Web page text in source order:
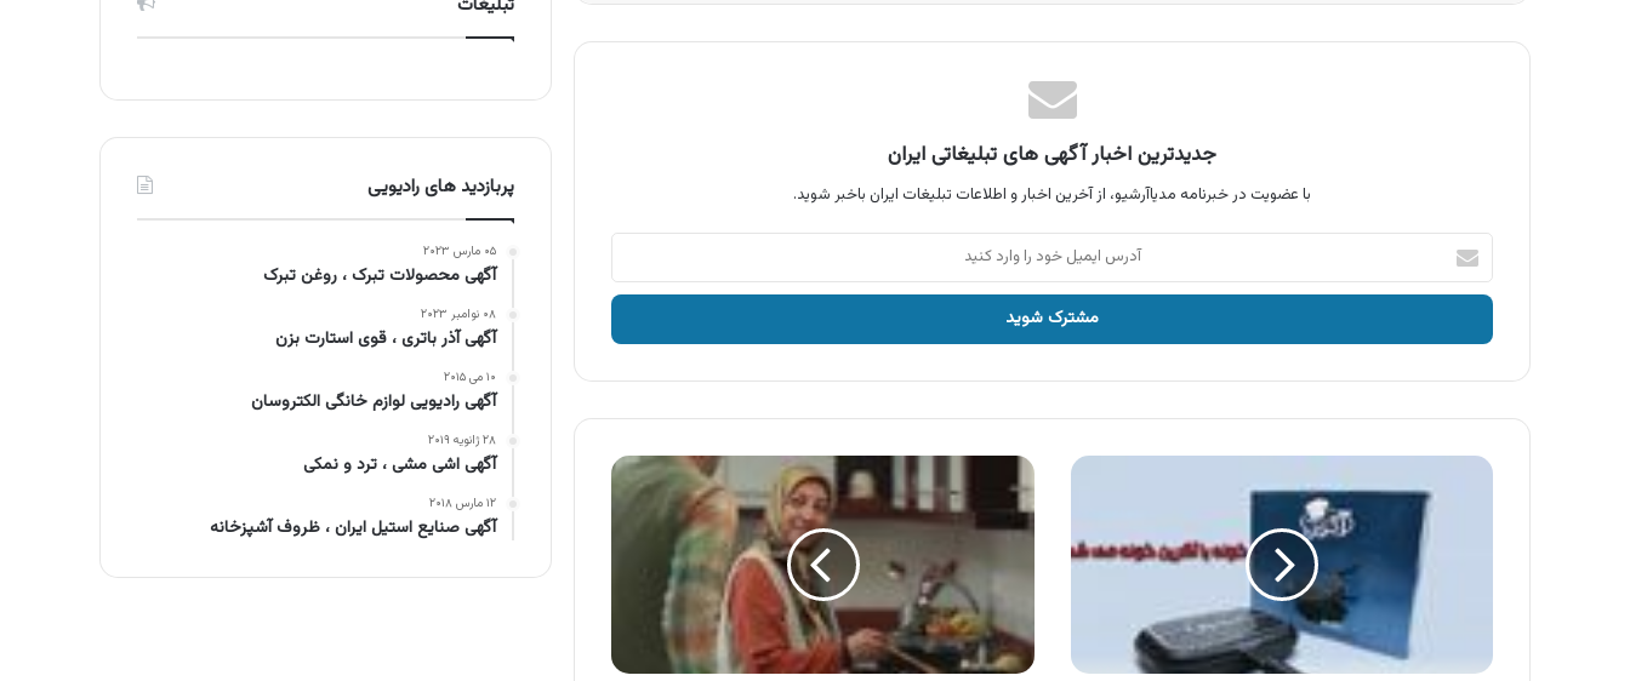
جدیدترین اخبار آگهی های تبلیغاتی ایران
با عضویت در خبرنامه مدیاآرشیو، از آخرین اخبار و اطلاعات تبلیغات ایران باخبر شوید.
آدرس
ایمیل
خود
وارد
آگهی
آگهی
آگرین
،
ماهیتابه
تبلیغات
پربازدید های رادیویی
۰۵ مارس ۲۰۲۳
آگهی محصولات تبرک ، روغن تبرک
۰۸ نوامبر ۲۰۲۳
آگهی آذر باتری ، قوی استارت بزن
۱۰ می ۲۰۱۵
آگهی رادیویی لوازم خانگی الکتروسان
۲۸ ژانویه ۲۰۱۹
آگهی اشی مشی ، ترد و نمکی
۱۲ مارس ۲۰۱۸
آگهی صنایع استیل ایران ، ظروف آشپزخانه